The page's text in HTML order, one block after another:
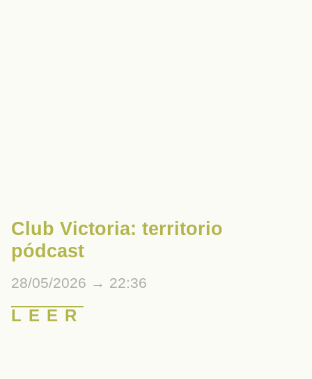
Club Victoria: territorio
pódcast
28/05/2026 22:36
LEER